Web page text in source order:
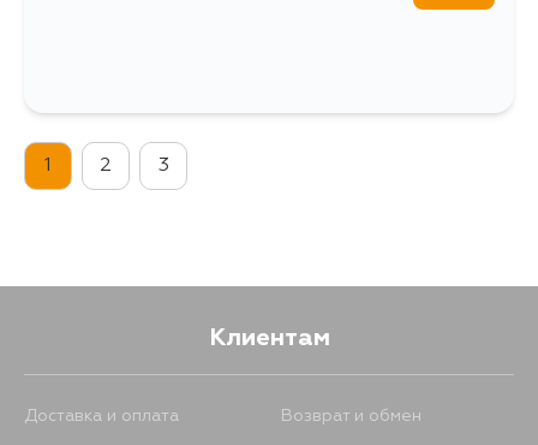
1 2 3
Клиентам
Доставка и оплата Возврат и обмен